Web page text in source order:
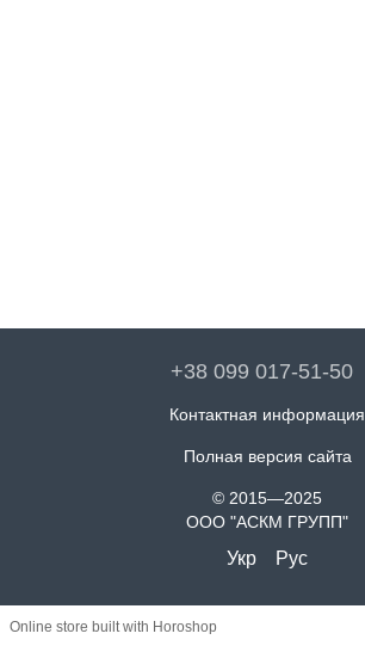
+38 099 017-51-50
Контактная информация
Полная версия сайта
© 2015—2025
ООО "АСКМ ГРУПП"
Укр Рус
Online store built with Horoshop